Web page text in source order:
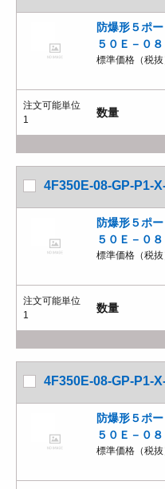
防爆形５ポ
５０Ｅ－０
標準価格（税抜
注文可能単位
1
数量
4F350E-08-GP-P1-
防爆形５ポ
５０Ｅ－０
標準価格（税抜
注文可能単位
1
数量
4F350E-08-GP-P1-
防爆形５ポ
５０Ｅ－０
標準価格（税抜